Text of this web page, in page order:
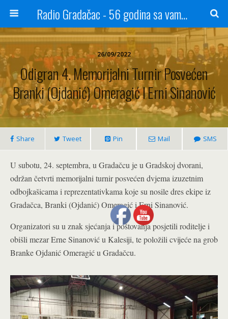
Radio Gradačac - 56 godina sa vama...
26/09/2022
Odigran 4. Memorijalni Turnir Posvećen
Branki (Ojdanić) Omeragić I Erni Sinanović
Share Tweet Pin Mail SMS
U subotu, 24. septembra, u Gradačcu je u Gradskoj dvorani,
održan četvrti memorijalni turnir posvećen dvjema izuzetnim
odbojkašicama i reprezentativkama koje su nosile dres ekipe iz
Gradačca, Branki (Ojdanić) Omeragić i Erni Sinanović.
Organizatori su u znak sjećanja i poštovanja posjetili roditelje i
obišli mezar Erne Sinanović u Kalesiji, te položili cvijeće na grob
Branke Ojdanić Omeragić u Gradačcu.